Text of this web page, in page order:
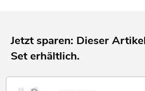
Jetzt sparen: Dieser
Set erhältlich.